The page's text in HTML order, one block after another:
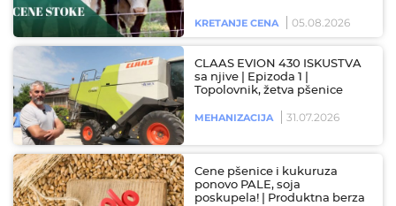
KRETANJE CENA 05.08.2026
CLAAS EVION 430 ISKUSTVA
sa njive | Epizoda 1 |
Topolovnik, žetva pšenice
MEHANIZACIJA 31.07.2026
Cene pšenice i kukuruza
ponovo PALE, soja
poskupela! | Produktna berza